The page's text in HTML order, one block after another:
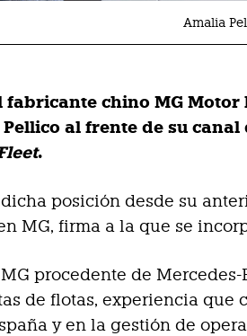
Amalia
fabricante chino MG
al frente de su canal
.
posición desde su
MG, firma a la que se
procedente de Mercedes-
de flotas, experiencia que
y en la gestión de